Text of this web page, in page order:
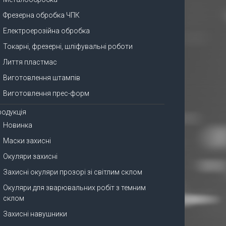
Фрезерна обробка ЧПК
Електроерозійна обробка
Токарні, фрезерні, шліфувальні роботи
Лиття пластмас
Виготовлення штампів
Виготовлення прес-форм
Новинка
Маски захисні
Окуляри захисні
Захисні окуляри прозорі зі світлим склом
Окуляри для зварювальних робіт з темним
склом
Захисні навушники